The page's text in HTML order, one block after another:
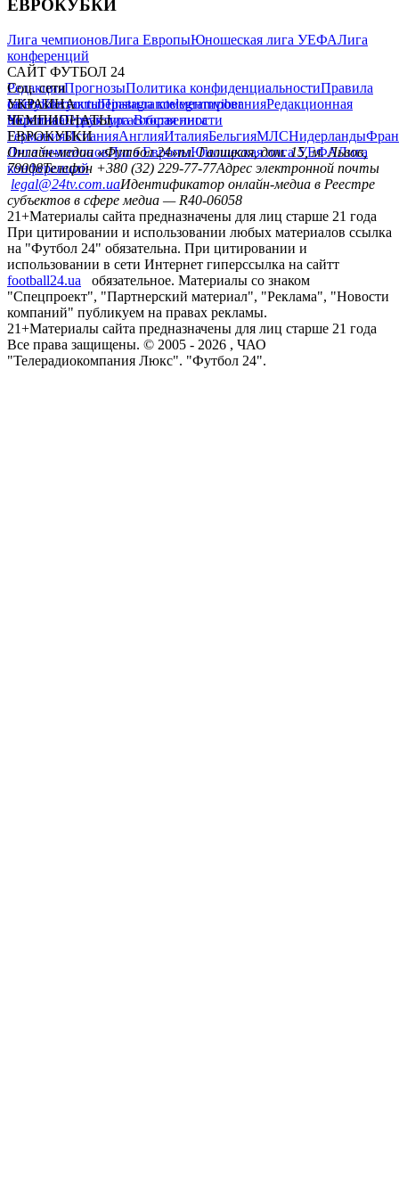
ЕВРОКУБКИ
Лига чемпионовЛига ЕвропыЮношеская лига УЕФАЛига
конференций
САЙТ ФУТБОЛ 24
РедакцияПрогнозыПолитика конфиденциальностиПравила
сайтуКонтактыПравила комментированияРедакционная
политикаСтруктура собственности
Соц. сети
facebookxyoutubeinstagramtelegramviber
УКРАИНА
УкраинаПервая лигаВторая лига
ЧЕМПИОНАТЫ
ГерманияИспанияАнглияИталияБельгияМЛСНидерланды
ЕВРОКУБКИ
Лига чемпионовЛига ЕвропыЮношеская лига УЕФАЛига
конференций
Онлайн-медиа «Футбол 24»пл. Галицкая, дом. 15, м. Львов,
79008Телефон +380 (32) 229-77-77Адрес электронной почты
legal@24tv.com.uaИдентификатор онлайн-медиа в Реестре
субъектов в сфере медиа — R40-06058
21+Материалы сайта предназначены для лиц старше 21 года
При цитировании и использовании любых материалов ссылка
на "Футбол 24" обязательна. При цитировании и
использовании в сети Интернет гиперссылка на сайтт
football24.ua
обязательное. Материалы со знаком
"Спецпроект", "Партнерский материал", "Реклама", "Новости
компаний" публикуем на правах рекламы.
21+Материалы сайта предназначены для лиц старше 21 года
Все права защищены. © 2005 - 2026 , ЧАО
"Телерадиокомпания Люкс". "Футбол 24".